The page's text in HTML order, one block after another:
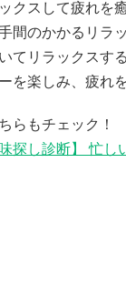
クスして疲れを
間のかかるリラ
てリラックスす
を楽しみ、疲れ
らもチェック！
味探し診断】 忙